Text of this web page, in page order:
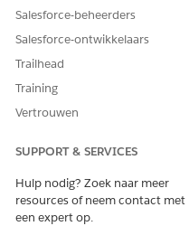
Salesforce-beheerders
Salesforce-ontwikkelaars
Trailhead
Training
Vertrouwen
SUPPORT & SERVICES
Hulp nodig? Zoek naar meer
resources of neem contact met
een expert op.